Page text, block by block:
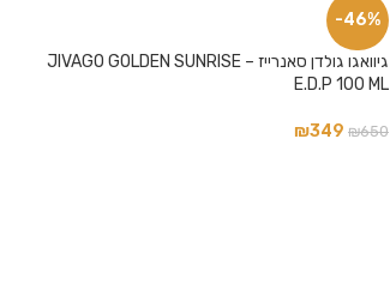
-46%
גיוואגו גולדן סאנרייז – JIVAGO GOLDEN SUNRISE
E.D.P 100 ML
₪650
₪349